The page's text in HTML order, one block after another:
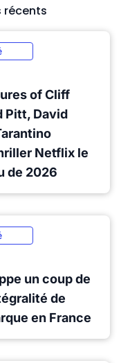
récents
of Cliff
Pitt, David
Netflix le
de 2026
un coup de
de
en France